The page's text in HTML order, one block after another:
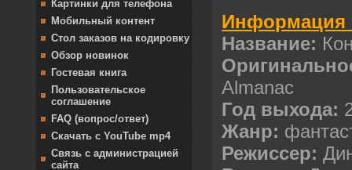
Картинки для телефона
Мобильный контент
Стол заказов на кодировку
Обзор новинок
Гостевая книга
Пользовательское
соглашение
FAQ (вопрос/ответ)
Скачать с YouTube mp4
Связь с администрацией
сайта
Название:
Almanac
Год выхода:
Жанр:
Режиссер: